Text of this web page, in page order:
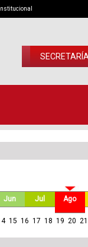
Jun Jul Ago
15 16 17 18 19 20 21